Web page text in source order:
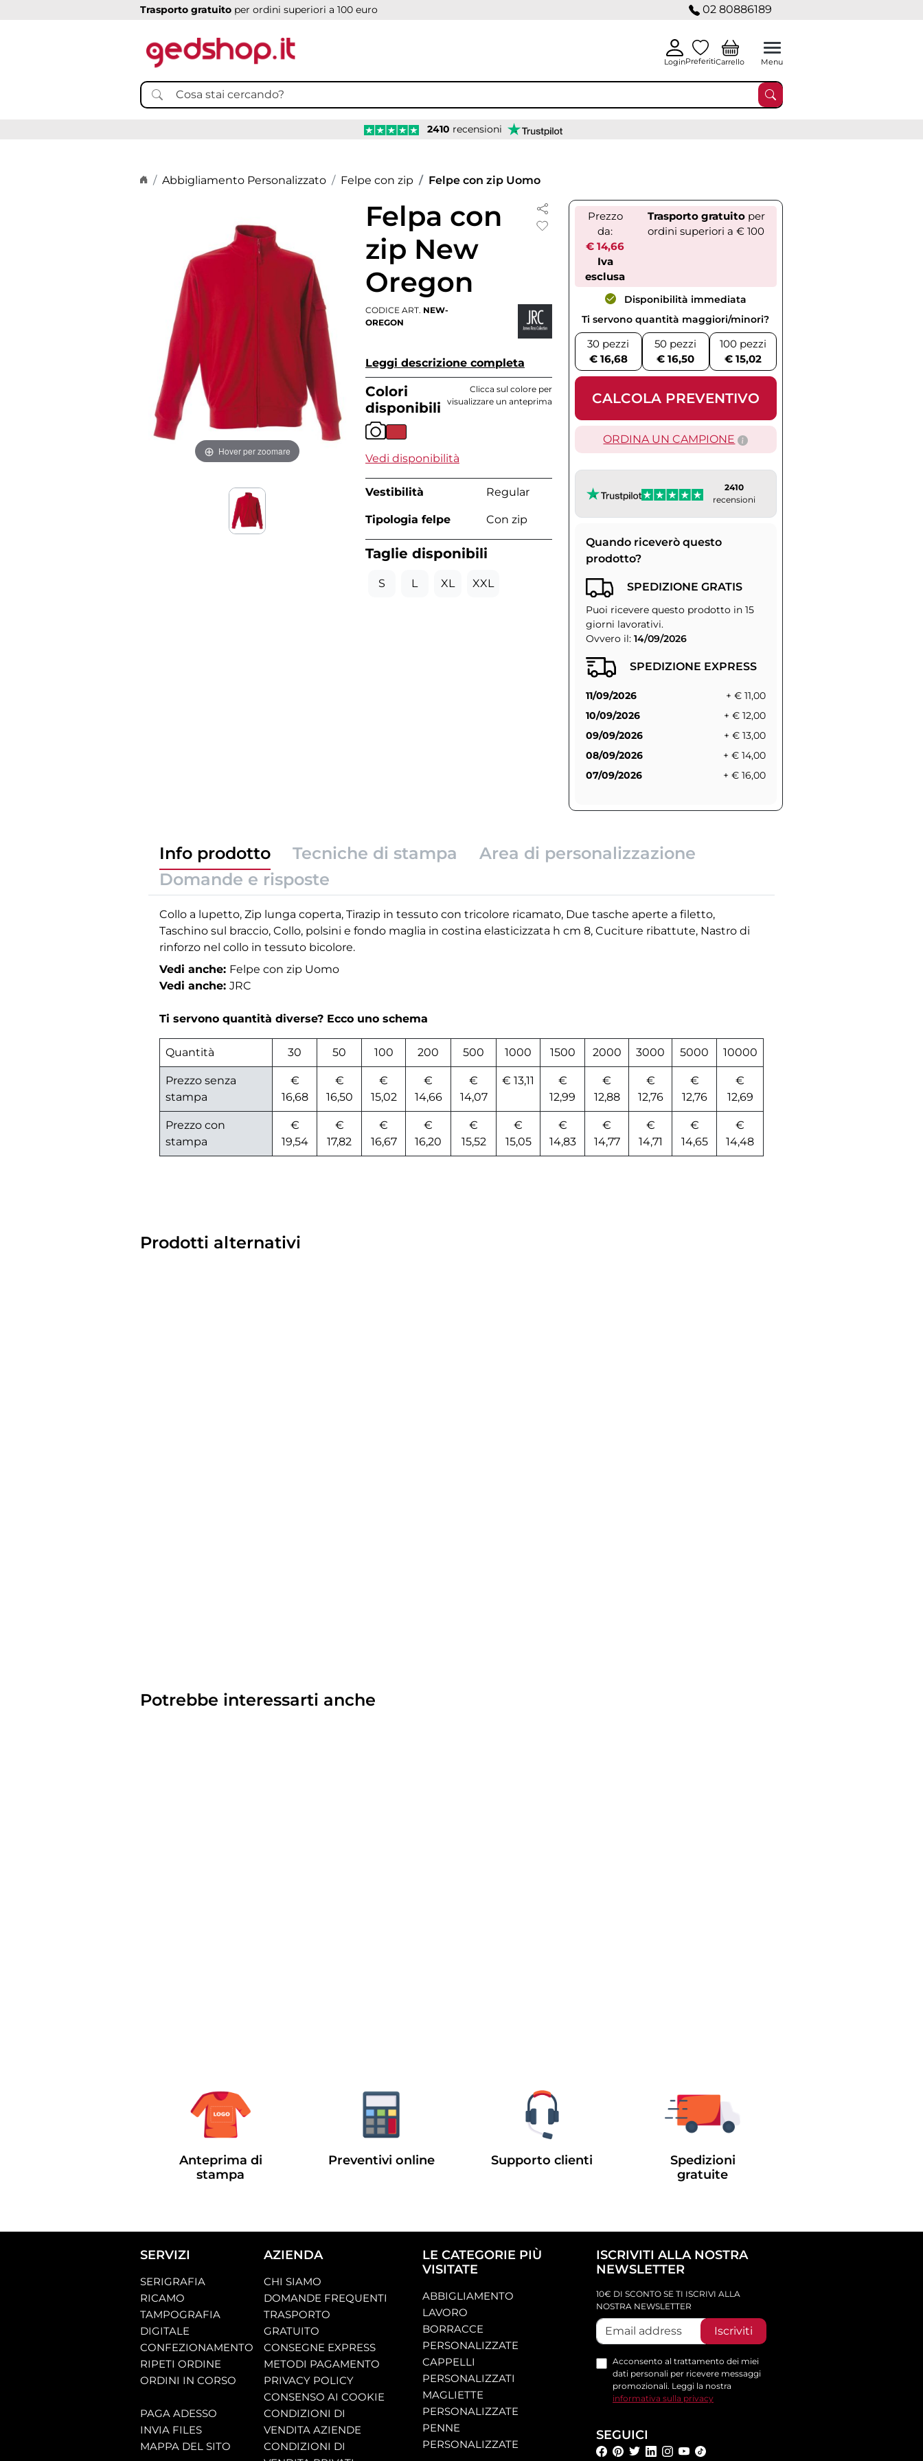
Trasporto gratuito per ordini superiori a 100 euro 02 80886189
LoginPreferitiCarrello Menu
2410 recensioni
Home page
Abbigliamento Personalizzato Felpe con zip Felpe con zip Uomo
Hover per zoomare
Felpa con
zip New
Oregon
CODICE ART. NEW-
OREGON
Leggi descrizione completa
Colori
disponibili
Clicca sul colore per
visualizzare un anteprima
Vedi disponibilità
Vestibilità Regular
Tipologia felpe Con zip
Taglie disponibili
S L XL XXL
Prezzo
da:
€ 14,66
Iva
esclusa
Trasporto gratuitoper
ordini superiori a € 100
Disponibilità immediata
Ti servono quantità maggiori/minori?
30 pezzi
€ 16,68
50 pezzi
€ 16,50
100 pezzi
€ 15,02
CALCOLA PREVENTIVO
ORDINA UN CAMPIONE
2410
recensioni
Quando riceverò questo
prodotto?
SPEDIZIONE GRATIS
Puoi ricevere questo prodotto in 15
giorni lavorativi.
Ovvero il: 14/09/2026
SPEDIZIONE EXPRESS
11/09/2026
+ € 11,00
10/09/2026
+ € 12,00
09/09/2026
+ € 13,00
08/09/2026
+ € 14,00
07/09/2026
+ € 16,00
Info prodotto Tecniche di stampa
Area di personalizzazione
Domande e risposte
Collo a lupetto, Zip lunga coperta, Tirazip in tessuto con tricolore ricamato, Due tasche aperte a filetto,
Taschino sul braccio, Collo, polsini e fondo maglia in costina elasticizzata h cm 8, Cuciture ribattute, Nastro di
rinforzo nel collo in tessuto bicolore.
Vedi anche: Felpe con zip Uomo
Vedi anche: JRC
Ti servono quantità diverse? Ecco uno schema
Quantità 30 50 100 200 500 1000 1500 2000 3000 5000 10000
Prezzo senza
stampa
€
16,68
€
16,50
€
15,02
€
14,66
€
14,07
€ 13,11
€
12,99
€
12,88
€
12,76
€
12,76
€
12,69
Prezzo con
stampa
€
19,54
€
17,82
€
16,67
€
16,20
€
15,52
€
15,05
€
14,83
€
14,77
€
14,71
€
14,65
€
14,48
Prodotti alternativi
Potrebbe interessarti anche
Anteprima di
stampa
Preventivi online Supporto clienti
Spedizioni
gratuite
SERVIZI
SERIGRAFIA
RICAMO
TAMPOGRAFIA
DIGITALE
CONFEZIONAMENTO
RIPETI ORDINE
ORDINI IN CORSO
PAGA ADESSO
INVIA FILES
MAPPA DEL SITO
AZIENDA
CHI SIAMO
DOMANDE FREQUENTI
TRASPORTO
GRATUITO
CONSEGNE EXPRESS
METODI PAGAMENTO
PRIVACY POLICY
CONSENSO AI COOKIE
CONDIZIONI DI
VENDITA AZIENDE
CONDIZIONI DI
LE CATEGORIE PIÙ
VISITATE
ABBIGLIAMENTO
LAVORO
BORRACCE
PERSONALIZZATE
CAPPELLI
PERSONALIZZATI
MAGLIETTE
PERSONALIZZATE
PENNE
PERSONALIZZATE
ISCRIVITI ALLA NOSTRA
NEWSLETTER
10€ DI SCONTO SE TI ISCRIVI ALLA
NOSTRA NEWSLETTER
Iscriviti
Acconsento al trattamento dei miei
dati personali per ricevere messaggi
promozionali. Leggi la nostra
informativa sulla privacy
SEGUICI